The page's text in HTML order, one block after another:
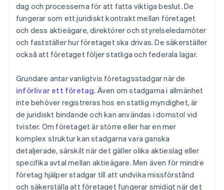
dag och processerna för att fatta viktiga beslut. De
fungerar som ett juridiskt kontrakt mellan företaget
och dess aktieägare, direktörer och styrelseledamöter
och fastställer hur företaget ska drivas. De säkerställer
också att företaget följer statliga och federala lagar.
Grundare antar vanligtvis företagsstadgar när de
införlivar ett företag. Även om stadgarna i allmänhet
inte behöver registreras hos en statlig myndighet, är
de juridiskt bindande och kan användas i domstol vid
tvister. Om företaget är större eller har en mer
komplex struktur kan stadgarna vara ganska
detaljerade, särskilt när det gäller olika aktieslag eller
specifika avtal mellan aktieägare. Men även för mindre
företag hjälper stadgar till att undvika missförstånd
och säkerställa att företaget fungerar smidigt när det